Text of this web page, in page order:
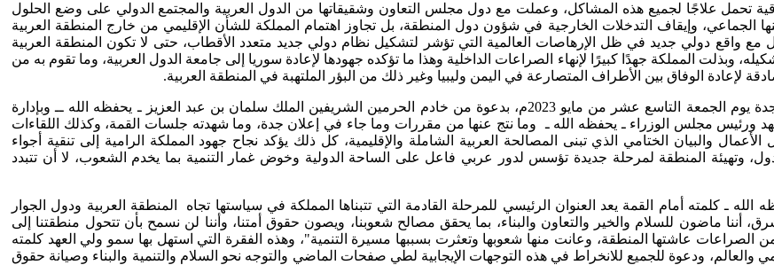
تحمل علاجًا لجميع هذه المشاكل، وعملت مع دول مجلس التعاون وشقيقاتها من الدول العربية والمجتمع الدولي على وضع الحلول
الجماعي، وإيقاف التدخلات الخارجية في شؤون دول المنطقة، بل تجاوز اهتمام المملكة للشأن الإقليمي من خارج المنطقة العربية
مع واقع دولي جديد في ظل الإرهاصات العالمية التي تؤشر لتشكيل نظام دولي جديد متعدد الأقطاب، حتى لا تكون المنطقة العربية
وبذلت المملكة جهدًا كبيرًا لإنهاء الصراعات الداخلية وهذا ما تؤكده جهودها لإعادة سوريا إلى جامعة الدول العربية، وما تقوم به من
لإعادة الوفاق بين الأطراف المتصارعة في اليمن وليبيا وغير ذلك من البؤر الملتهبة في المنطقة العربية.
وجاءت القمة العربية في دورتها الثانية والثلاثين التي استضافتها مدينة جدة يوم الجمعة التاسع عشر من مايو 2023م، بدعوة من خادم الحرمين الشريفين الملك سلمان بن عبد العزيز ـ يحفظه الله ــ وبإدارة
ورئيس مجلس الوزراء ـ يحفظه الله ـ وما نتج عنها من مقررات وما جاء في إعلان جدة، وما شهدته جلسات القمة، وكذلك اللقاءات
والبيان الختامي الذي تبنى المصالحة العربية الشاملة والإقليمية، كل ذلك يؤكد نجاح جهود المملكة الرامية إلى تنقية أجواء
وتهيئة المنطقة لمرحلة جديدة تؤسس لدور عربي فاعل على الساحة الدولية وخوض غمار التنمية بما يخدم الشعوب، لا أن تتبدد
ـ كلمته أمام القمة يعد العنوان الرئيسي للمرحلة القادمة التي تتبناها المملكة في سياستها تجاه المنطقة العربية ودول الجوار
أننا ماضون للسلام والخير والتعاون والبناء، بما يحقق مصالح شعوبنا، ويصون حقوق أمتنا، وأننا لن نسمح بأن تتحول منطقتنا إلى
عاشتها المنطقة، وعانت منها شعوبها وتعثرت بسببها مسيرة التنمية"، وهذه الفقرة التي استهل بها سمو ولي العهد كلمته
والعالم، ودعوة للجميع للانخراط في هذه التوجهات الإيجابية لطي صفحات الماضي والتوجه نحو السلام والتنمية والبناء وصيانة حقوق